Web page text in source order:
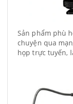
Sản phẩm phù
chuyện qua
họp trực tuyến,